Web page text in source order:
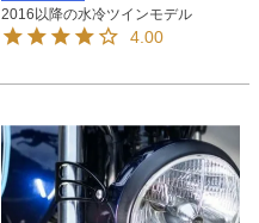
2016以降の水冷ツインモデル
4.00